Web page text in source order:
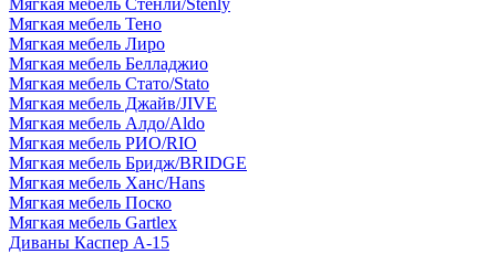
Мягкая мебель Стенли/Stenly
Мягкая мебель Тено
Мягкая мебель Лиро
Мягкая мебель Белладжио
Мягкая мебель Стато/Stato
Мягкая мебель Джайв/JIVE
Мягкая мебель Алдо/Aldo
Мягкая мебель РИО/RIO
Мягкая мебель Бридж/BRIDGE
Мягкая мебель Ханс/Hans
Мягкая мебель Поско
Мягкая мебель Gartlex
Диваны Каспер А-15